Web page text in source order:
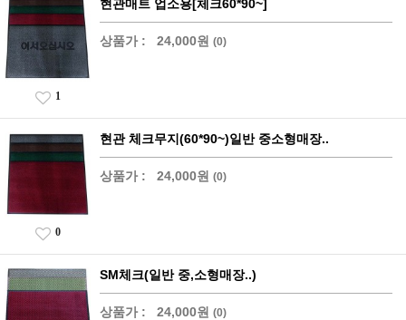
현관매트 업소용[체크60*90~]
상품가 : 24,000원 (0)
1
현관 체크무지(60*90~)일반 중소형매장..
상품가 : 24,000원 (0)
0
SM체크(일반 중,소형매장..)
상품가 : 24,000원 (0)